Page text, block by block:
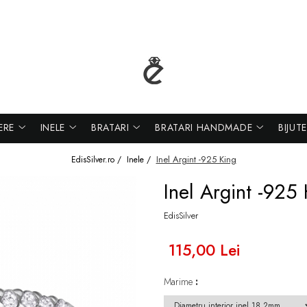
INELE BRATARI BRATARI HANDMADE
EdisSilver.ro / Inele / Inel Argint -925 King
Inel Argint -925
EdisSilver
115,00 Lei
Marime :